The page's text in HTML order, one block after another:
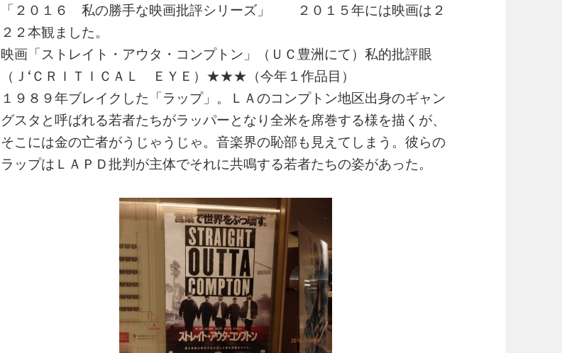
「２０１６ 私の勝手な映画批評シリーズ」 ２０１５年には映画は２
２２本観ました。
映画「ストレイト・アウタ・コンプトン」（ＵＣ豊洲にて）私的批評眼
（Ｊ‘ＣＲＩＴＩＣＡＬ ＥＹＥ）★★★（今年１作品目）
１９８９年ブレイクした「ラップ」。ＬＡのコンプトン地区出身のギャン
グスタと呼ばれる若者たちがラッパーとなり全米を席巻する様を描くが、
そこには金の亡者がうじゃうじゃ。音楽界の恥部も見えてしまう。彼らの
ラップはＬＡＰＤ批判が主体でそれに共鳴する若者たちの姿があった。